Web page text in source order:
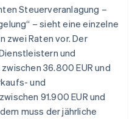
Steuerveranlagung –
– sieht eine einzelne
zwei Raten vor. Der
und
36.800 EUR und
und
91.900 EUR und
muss der jährliche